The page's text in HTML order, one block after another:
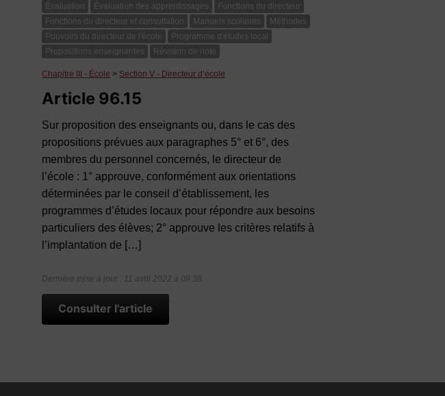
Évaluation
Évaluation des apprentissages
Fonctions du directeur
Fonctions du directeur et consultation
Manuels scolaires
Méthodes
Pouvoirs du directeur de l'école
Programme d'études local
Propositions enseignantes
Révision de note
Chapitre III - École > Section V - Directeur d’école
Article 96.15
Sur proposition des enseignants ou, dans le cas des
propositions prévues aux paragraphes 5° et 6°, des
membres du personnel concernés, le directeur de
l’école : 1° approuve, conformément aux orientations
déterminées par le conseil d’établissement, les
programmes d’études locaux pour répondre aux besoins
particuliers des élèves; 2° approuve les critères relatifs à
l’implantation de […]
Dernière mise à jour : 11 avril 2022 à 09:38
Consulter l'article